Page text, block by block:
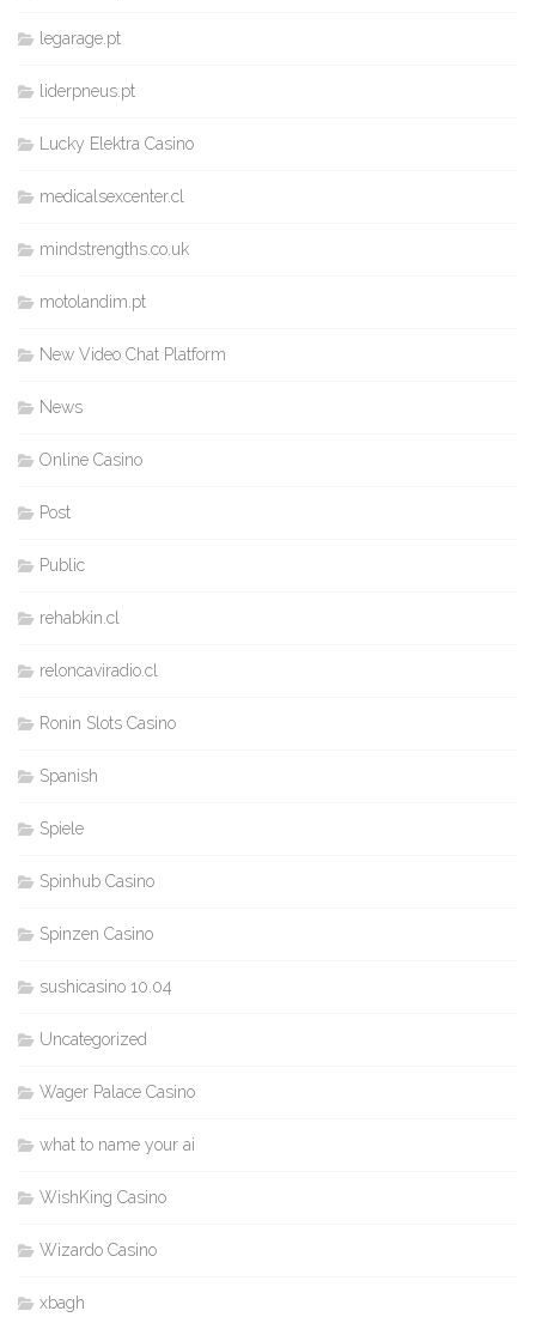
legarage.pt
liderpneus.pt
Lucky Elektra Casino
medicalsexcenter.cl
mindstrengths.co.uk
motolandim.pt
New Video Chat Platform
News
Online Casino
Post
Public
rehabkin.cl
reloncaviradio.cl
Ronin Slots Casino
Spanish
Spiele
Spinhub Casino
Spinzen Casino
sushicasino 10.04
Uncategorized
Wager Palace Casino
what to name your ai
WishKing Casino
Wizardo Casino
xbagh